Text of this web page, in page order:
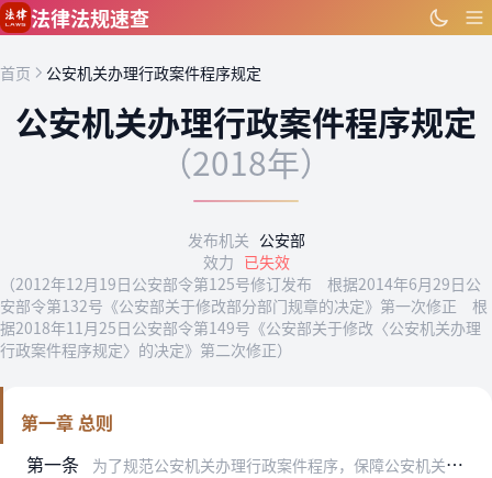
跳到主要内容
法律法规速查
首页 公安机关办理行政案件程序规定
公安机关办理行政案件程序规定
（2018年）
发布机关 公安部
效力 已失效
（2012年12月19日公安部令第125号修订发布 根据2014年6月29日公
安部令第132号《公安部关于修改部分部门规章的决定》第一次修正 根
据2018年11月25日公安部令第149号《公安部关于修改〈公安机关办理
行政案件程序规定〉的决定》第二次修正）
第一章 总则
第一条
为了规范公安机关办理行政案件程序，保障公安机关在办理行政案件中正确履行职责，保护公民、法人和其他组织的合法权益，根据《中华人民共和国行政处罚法》《中华人民共和国…